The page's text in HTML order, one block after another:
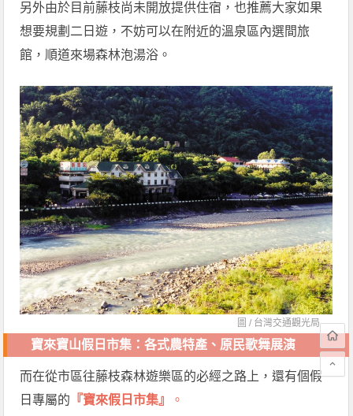
另外由於目前藤枝尚未開放提供住宿，也推薦大家如果
想要規劃二日遊，不妨可以在附近的溫泉區內選間旅
館，順道來場森林泡湯浴。
圖 / 台灣交通觀光局
寶來寶山假日市集 ：各式農特產、原民歌舞展演
而在從市區往藤枝森林遊樂區的必經之路上，還有個假
日專屬的 『寶來假日市集』 。